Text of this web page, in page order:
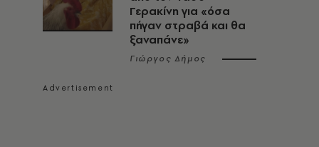
Γερακίνη για «όσα
πήγαν στραβά και θα
ξαναπάνε»
Γιώργος Δήμος